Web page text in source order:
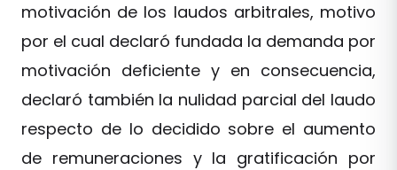
motivación de los laudos arbitrales, motivo
por el cual declaró fundada la demanda por
motivación deficiente y en consecuencia,
declaró también la nulidad parcial del laudo
respecto de lo decidido sobre el aumento
de remuneraciones y la gratificación por